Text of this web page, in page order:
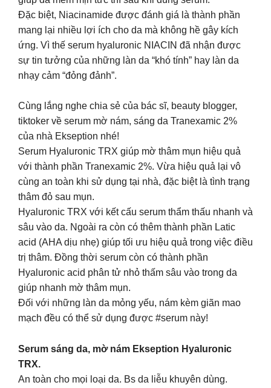
Đặc biệt, Niacinamide được đánh giá là thành phần
mang lại nhiều lợi ích cho da mà không hề gây kích
ứng. Vì thế serum hyaluronic NIACIN đã nhận được
sự tin tưởng của những làn da “khó tính” hay làn da
nhạy cảm “đỏng đảnh”.
Cùng lắng nghe chia sẻ của bác sĩ, beauty blogger,
tiktoker về serum mờ nám, sáng da Tranexamic 2%
của nhà Ekseption nhé!
Serum Hyaluronic TRX giúp mờ thâm mụn hiệu quả
với thành phần Tranexamic 2%. Vừa hiệu quả lại vô
cùng an toàn khi sử dụng tại nhà, đặc biệt là tình trạng
thâm đỏ sau mụn.
Hyaluronic TRX với kết cấu serum thẩm thấu nhanh và
sâu vào da. Ngoài ra còn có thêm thành phần Latic
acid (AHA dịu nhẹ) giúp tối ưu hiệu quả trong việc điều
trị thâm. Đồng thời serum còn có thành phần
Hyaluronic acid phân tử nhỏ thấm sâu vào trong da
giúp nhanh mờ thâm mụn.
Đối với những làn da mỏng yếu, nám kèm giãn mao
mạch đều có thể sử dụng được #serum này!
Serum sáng da, mờ nám Ekseption Hyaluronic
TRX.
An toàn cho mọi loại da. Bs da liễu khuyên dùng.